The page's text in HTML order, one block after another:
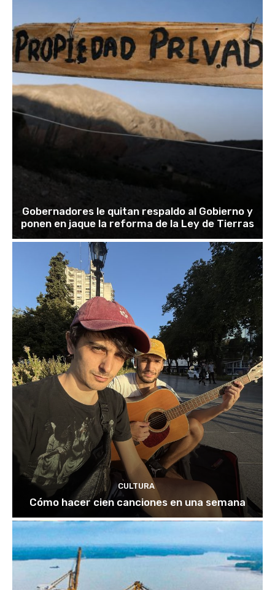
Gobernadores le quitan respaldo al Gobierno y
ponen en jaque la reforma de la Ley de Tierras
CULTURA
Cómo hacer cien canciones en una semana